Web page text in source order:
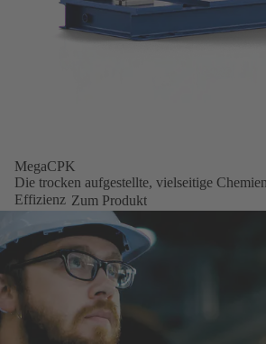
MegaCPK
Die trocken aufgestellte, vielseitige
Effizienz Zum Produkt